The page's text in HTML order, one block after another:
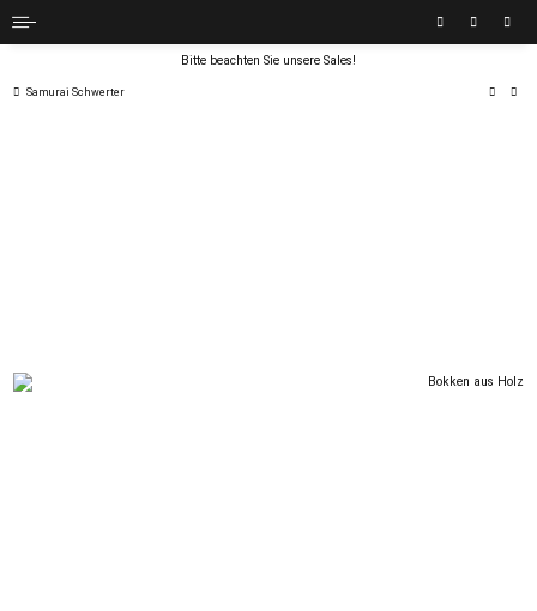
Bitte beachten Sie unsere Sales!
Samurai Schwerter